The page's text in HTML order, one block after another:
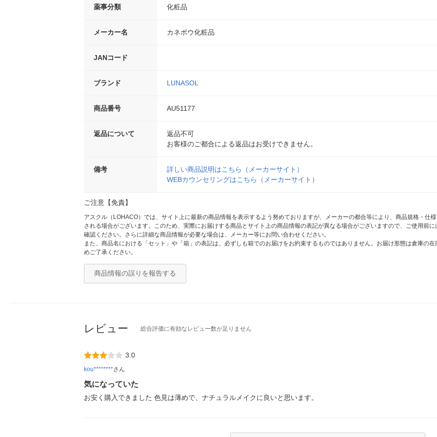
薬事分類 化粧品
メーカー名 カネボウ化粧品
JANコード
ブランド LUNASOL
商品番号 AU51177
返品について
返品不可
お客様のご都合による返品はお受けできません。
備考
詳しい商品説明はこちら（メーカーサイト）
WEBカウンセリングはこちら（メーカーサイト）
ご注意【免責】
アスクル（LOHACO）では、サイト上に最新の商品情報を表示するよう努めておりますが、メーカーの都合等により、商品規格・仕
される場合がございます。このため、実際にお届けする商品とサイト上の商品情報の表記が異なる場合がございますので、ご使用前
確認ください。さらに詳細な商品情報が必要な場合は、メーカー等にお問い合わせください。
また、商品名における「セット」や「箱」の表記は、必ずしも箱でのお届けをお約束するものではありません。お届け形態は倉庫の
めご了承ください。
商品情報の誤りを報告する
レビュー 総合評価に有効なレビュー数が足りません
3.0
kou********さん
気になっていた
お安く購入できました 色見は薄めで、ナチュラルメイクに良いと思います。